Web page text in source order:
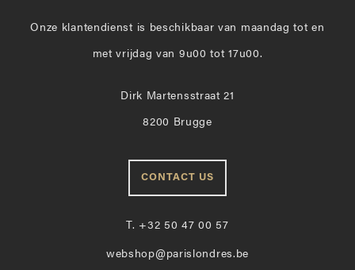
Onze klantendienst is beschikbaar van maandag tot en
met vrijdag van 9u00 tot 17u00.
Dirk Martensstraat 21
8200 Brugge
CONTACT US
T. +32 50 47 00 57
webshop@parislondres.be